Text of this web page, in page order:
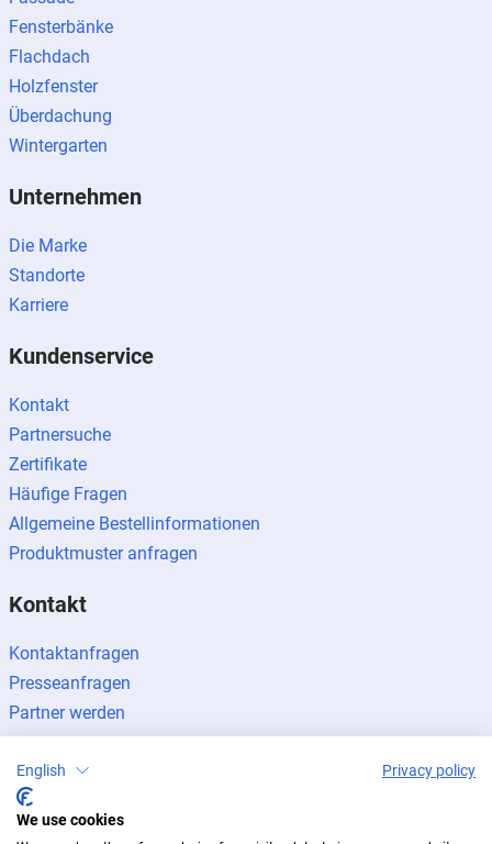
Fensterbänke
Flachdach
Holzfenster
Überdachung
Wintergarten
Unternehmen
Die Marke
Standorte
Karriere
Kundenservice
Kontakt
Partnersuche
Zertifikate
Häufige Fragen
Allgemeine Bestellinformationen
Produktmuster anfragen
Kontakt
Kontaktanfragen
Presseanfragen
Partner werden
English Privacy policy
We use cookies